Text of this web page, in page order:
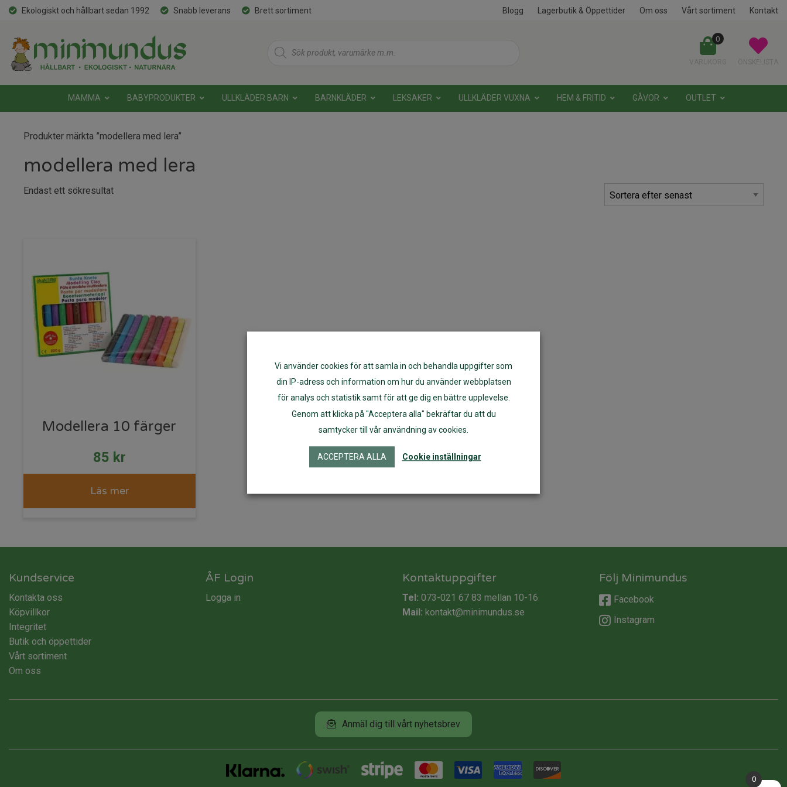
Ekologiskt och hållbart sedan 1992 Snabb leverans Brett sortiment Blogg Lagerbutik & Öppettider Om oss Vårt sortiment Kontakt
Products
search
0
MAMMA BABYPRODUKTER ULLKLÄDER BARN BARNKLÄDER LEKSAKER ULLKLÄDER VUXNA HEM & FRITID GÅVOR OUTLET
Produkter märkta ”modellera med lera”
modellera med lera
Endast ett sökresultat
Modellera 10 färger
85 kr
Läs mer
Kundservice
Kontakta oss
Köpvillkor
Integritet
Butik och öppettider
Vårt sortiment
Om oss
ÅF Login
Logga in
Kontaktuppgifter
Tel: 073-021 67 83 mellan 10-16
Mail: kontakt@minimundus.se
Följ Minimundus
Facebook
Instagram
Anmäl dig till vårt nyhetsbrev
0
Vi använder cookies för att samla in och behandla uppgifter som
din IP-adress och information om hur du använder webbplatsen
för analys och statistik samt för att ge dig en bättre upplevelse.
Genom att klicka på "Acceptera alla" bekräftar du att du
samtycker till vår användning av cookies.
ACCEPTERA ALLA Cookie inställningar